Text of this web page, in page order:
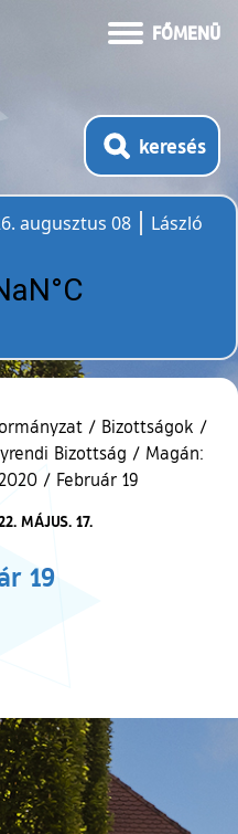
FŐMENÜ
keresés
augusztus 08
László
/ Bizottságok /
Bizottság / Magán:
2020 / Február 19
MÁJUS. 17.
19